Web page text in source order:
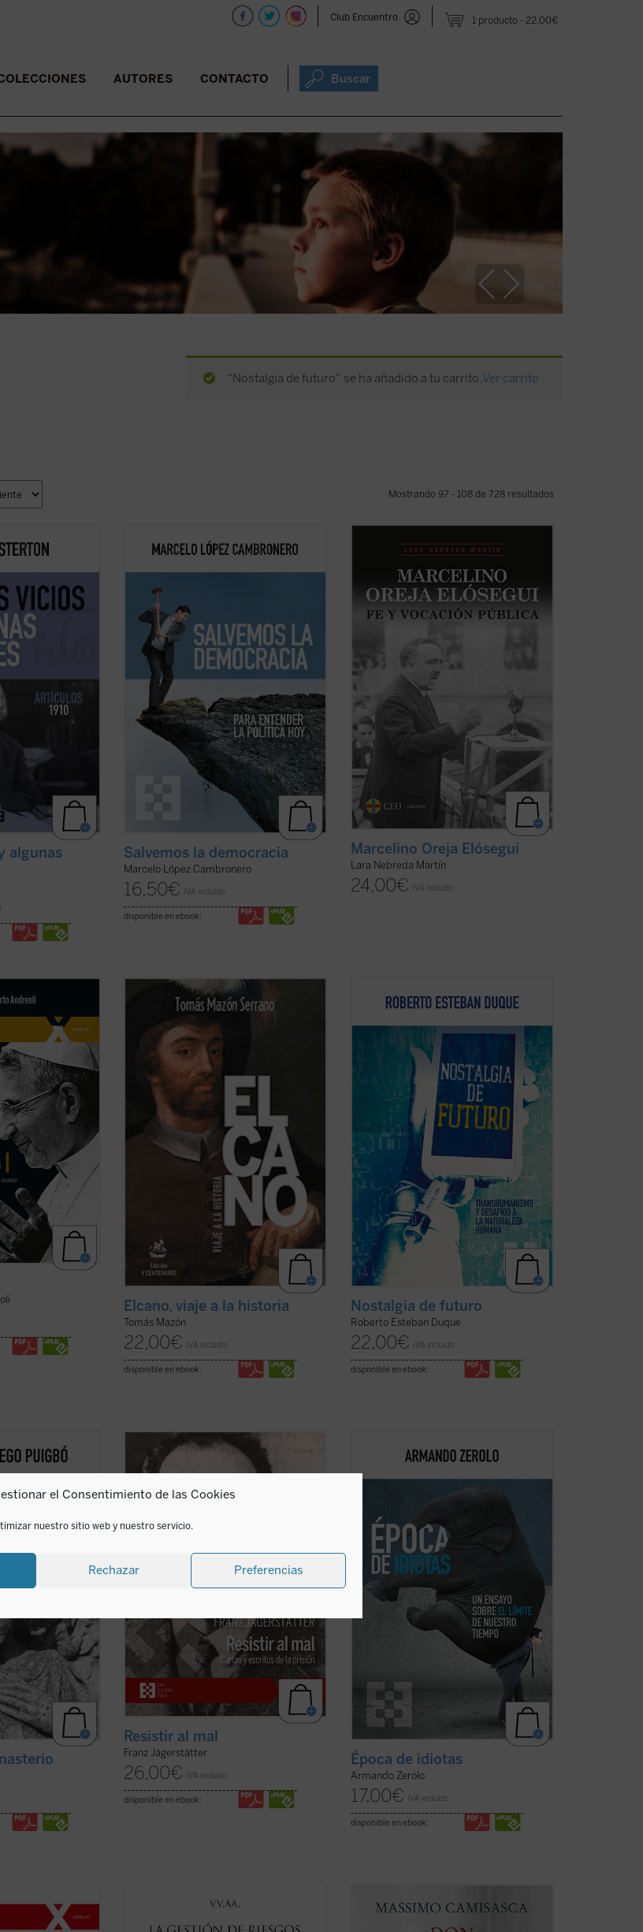
el Consentimiento de las Cookies
nuestro sitio web y nuestro servicio.
Rechazar Preferencias
1 producto 22,00€
Club Encuentro
AUTORES CONTACTO Buscar
“Nostalgia de futuro” se ha añadido a tu carrito. Ver carrito
Mostrando 97 - 108 de 728 resultados
volumen de la
la rapidez,
del autor
1910 se nos
y
aunque ...
algunas
Un breve y muy efectivo texto filosófico-
eficaz e ingeniosamente sobre el poder,
el tiempo, la revolución, la
transformación de las sociedades, el
papel de las ideologías y la nueva forma
de hacer la ...
(ver ficha)
Salvemos la democracia
Marcelo López Cambronero
16,50€ IVA incluido
disponible en ebook:
«Siempre quise saber más sobre la vida
fue asesinado en Mondragón el 5 de
octubre de 1934 estando mi madre
embarazada de su primer y único hijo; yo
nací el 13 de febrero de 1935.
Marcelino Oreja Elósegui
Lara Nebreda Martín
24,00€ IVA incluido
2022 fue
con el nombre de
de los pontificados
El autor, que ha
...(ver ficha)
«El lector disfrutaráahorade la mejor
síntesis escrita hasta la fecha sobre la
primera vuelta al mundo, porque Tomás
se ha superado a sí mismo». - Braulio
Vázquez Campos, Archivo Histórico
Provincial de Sevilla...
Elcano, viaje a la historia
Tomás Mazón
22,00€ IVA incluido
disponible en ebook:
Roberto Esteban Duque aporta un
todas las «mejoras» realizadas en los
últimos años, dejando claras las
peligrosas intenciones de los
transhumanistas: «crear en el sentido
que se quiera la propia ...(ver ficha)
Nostalgia de futuro
Roberto Esteban Duque
22,00€ IVA incluido
disponible en ebook:
reflexiona
figuras: el
fundada en la
Franz Jägerstätter, campesino austriaco,
casado, padre de tres niñas y ferviente
negarse a servir en el ejército nazi. Se
castellano todos los escritos de
Resistir al mal
Franz Jägerstätter
26,00€ IVA incluido
disponible en ebook:
«Hablar bien de nuestra época resulta
de este ensayo. Estamos ante un libro
que procura señalar precisamente los
aspectos positivos de una sociedad que,
sin duda, está empeñada en no verlos. ...
(ver ficha)
Época de idiotas
Armando Zerolo
17,00€ IVA incluido
disponible en ebook:
pluma y de
la llegada a su vida
Este libro conmemora el 25 aniversario
Don Luigi Giussani fue uno de los más